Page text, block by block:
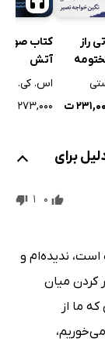
راز
ت
کتاب صوتی
آتش
اس. کی.
۲۷۳,۰۰۰ ت
برای
0
1
ندیده‌ام و
کردن میان
ما از